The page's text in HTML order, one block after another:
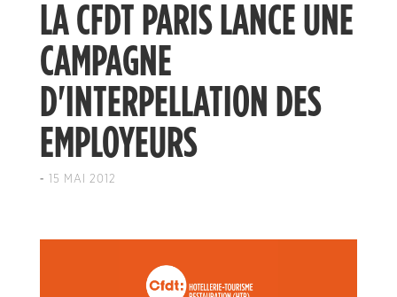
LA CFDT PARIS LANCE UNE
CAMPAGNE
D'INTERPELLATION DES
EMPLOYEURS
- 15 MAI 2012